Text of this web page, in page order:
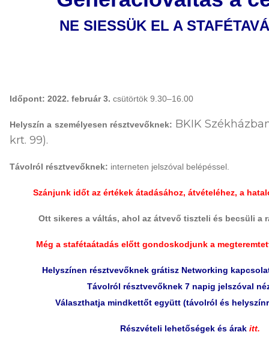
NE SIESSÜK EL A
Időpont: 2022. február 3. csütörtök 9.30–16.00
Helyszín a személyesen résztvevőknek: BKIK
krt. 99).
Távolról résztvevőknek: interneten jelszóval belépéssel.
Szánjunk időt az értékek átadásához, átvételéhez, a
Ott sikeres a váltás, ahol az átvevő tiszteli és becsüli a
Még a stafétaátadás előtt gondoskodjunk a
Helyszínen résztvevőknek grátisz Networking
Távolról résztvevőknek 7 napig jelszóval
Választhatja mindkettőt együtt (távolról és
Részvételi lehetőségek és árakitt.